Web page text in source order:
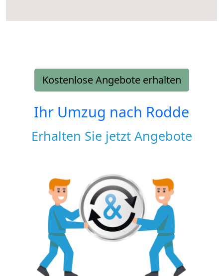
Kostenlose Angebote erhalten
Ihr Umzug nach Rodde
Erhalten Sie jetzt Angebote